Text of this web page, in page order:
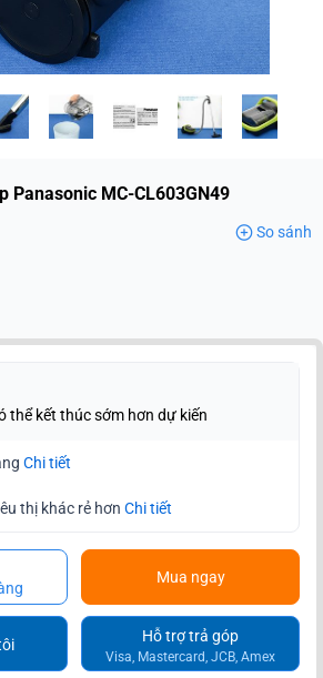
Panasonic MC-CL603GN49
So sánh
thể kết thúc sớm hơn dự kiến
Chi tiết
thị khác rẻ hơn Chi tiết
Mua ngay
Hỗ trợ trả góp
Visa, Mastercard, JCB, Amex